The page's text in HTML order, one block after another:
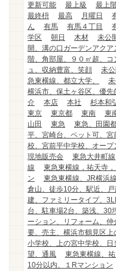
更新可能
最上級 最上
最終枡
最高 月曜日
ん
有馬 有馬４丁目
学区
朝日 木材 未公
開、溝の口ガーデンアクア
階、角部屋、９０㎡超、コ
ュ、収納豊富、笑顔
未
急東横線、都立大学、
未
横浜市、保土ヶ谷区、優先
介
本店 本社 杉本和
東京
東京都 東南 東
山田
東急
東急、田園
平、宮崎台、ペット可、宮
校、宮前平中学校、オープ
現地販売会
東急大井町線
線
東急東横線，祐天寺
ン
東急東横線、JR横浜
倉山、徒歩10分、駅近、
建、ファミリータイプ、
台、駐車場2台、築浅、30
ーション、リフォーム、仲
要、売主、横浜市鶴見区上
小学校、上の宮中学校、日
望、通風
東急東横線、
10分以内、１Rマンション